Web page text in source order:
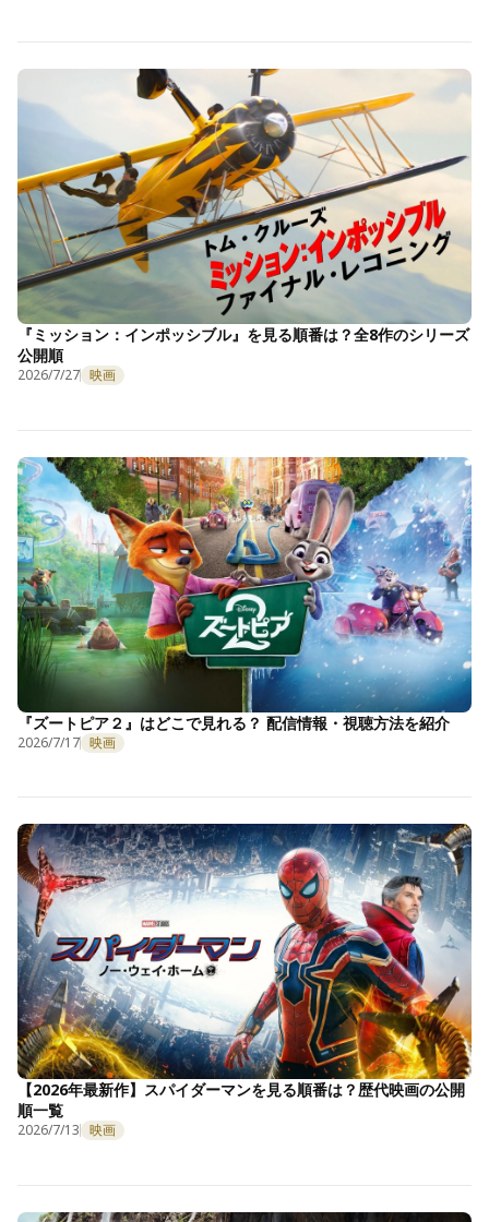
『ミッション：インポッシブル』を見る順番は？全8作のシリーズ
公開順
2026/7/27 映画
『ズートピア２』はどこで見れる？ 配信情報・視聴方法を紹介
2026/7/17 映画
【2026年最新作】スパイダーマンを見る順番は？歴代映画の公開
順一覧
2026/7/13 映画